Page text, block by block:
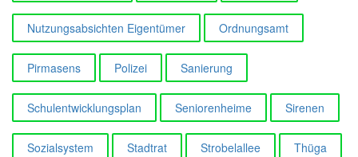
Nutzungsabsichten Eigentümer Ordnungsamt
Pirmasens Polizei Sanierung
Schulentwicklungsplan Seniorenheime Sirenen
Sozialsystem Stadtrat Strobelallee Thüga